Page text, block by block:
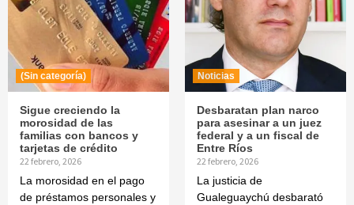
(Sin categoría)
Sigue creciendo la
morosidad de las
familias con bancos y
tarjetas de crédito
22 febrero, 2026
La morosidad en el pago
de préstamos personales y
Noticias
Desbaratan plan narco
para asesinar a un juez
federal y a un fiscal de
Entre Ríos
22 febrero, 2026
La justicia de
Gualeguaychú desbarató